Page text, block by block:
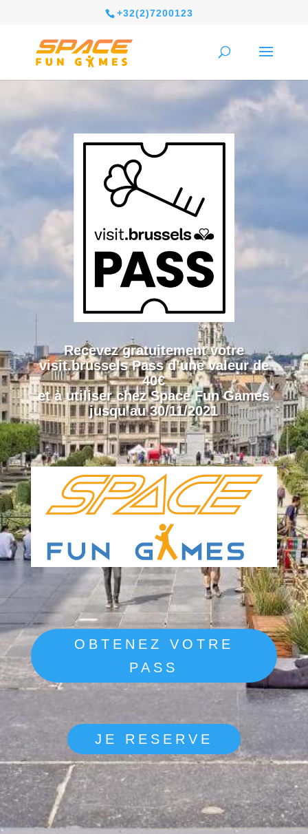
+32(2)7200123
Recevez gratuitement votre
visit.brussels Pass d’une valeur de
40€
et à utiliser chez Space Fun Games
jusqu’au 30/11/2021
OBTENEZ VOTRE
PASS
JE RESERVE